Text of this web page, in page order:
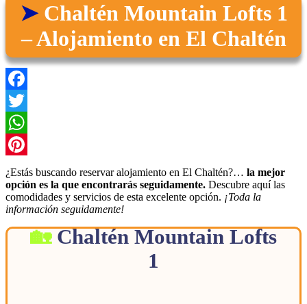
Chaltén Mountain Lofts 1
– Alojamiento en El Chaltén
Facebook
Twitter
WhatsApp
Pinterest
¿Estás buscando reservar alojamiento en El Chaltén?… la mejor
opción es la que encontrarás seguidamente. Descubre aquí las
comodidades y servicios de esta excelente opción. ¡Toda la
información seguidamente!
Chaltén Mountain Lofts
1